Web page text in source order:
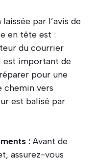
par l’avis de
en tête est :
du courrier
est important de
pour une
chemin vers
est balisé par
: Avant de
assurez-vous